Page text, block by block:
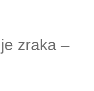
zraka –